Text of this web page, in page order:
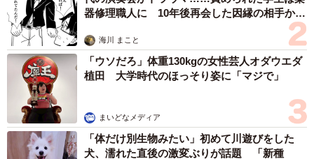
海川 まこと
「ウソだろ」体重130kgの女性芸人オダウエダ
植田 大学時代のほっそり姿に「マジで」
まいどなメディア
「体だけ別生物みたい」初めて川遊びをした
犬、濡れた直後の激変ぶりが話題 「新種
だ！」「河童だ」「毛刈りされたあとの羊」